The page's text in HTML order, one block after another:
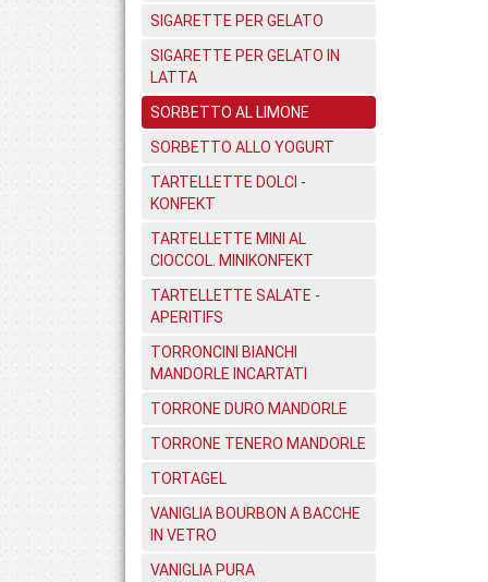
SIGARETTE PER GELATO
SIGARETTE PER GELATO IN
LATTA
SORBETTO AL LIMONE
SORBETTO ALLO YOGURT
TARTELLETTE DOLCI -
KONFEKT
TARTELLETTE MINI AL
CIOCCOL. MINIKONFEKT
TARTELLETTE SALATE -
APERITIFS
TORRONCINI BIANCHI
MANDORLE INCARTATI
TORRONE DURO MANDORLE
TORRONE TENERO MANDORLE
TORTAGEL
VANIGLIA BOURBON A BACCHE
IN VETRO
VANIGLIA PURA